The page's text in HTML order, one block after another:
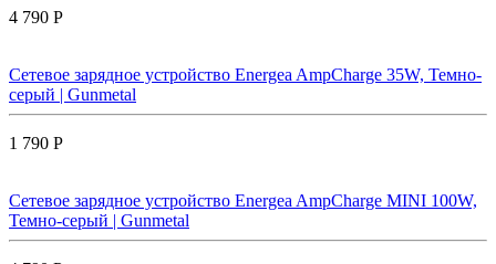
4 790 Р
Сетевое зарядное устройство Energea AmpCharge 35W, Темно-
серый | Gunmetal
1 790 Р
Сетевое зарядное устройство Energea AmpCharge MINI 100W,
Темно-серый | Gunmetal